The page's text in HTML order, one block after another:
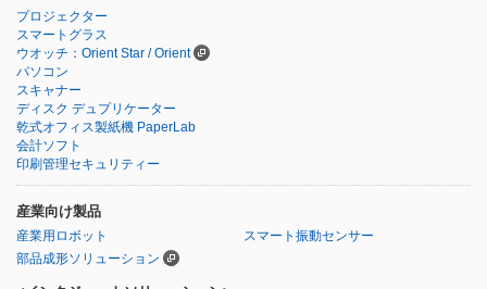
プロジェクター
スマートグラス
ウオッチ：Orient Star / Orient
パソコン
スキャナー
ディスク デュプリケーター
乾式オフィス製紙機 PaperLab
会計ソフト
印刷管理セキュリティー
産業向け製品
産業用ロボット
スマート振動センサー
部品成形ソリューション